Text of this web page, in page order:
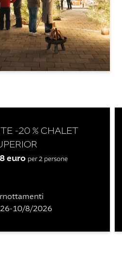
-20 % CHALET
euro per 2 persone
10/8/2026